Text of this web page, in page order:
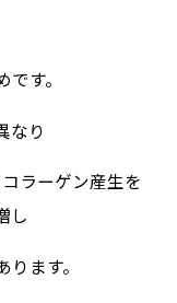
す。
なり
ラーゲン産生を
し
ます。